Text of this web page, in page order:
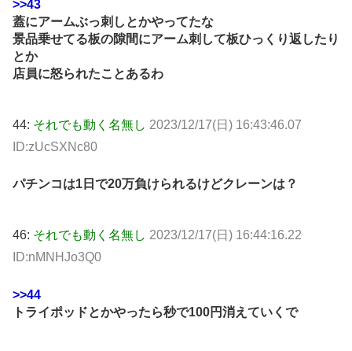
>>43
蓋にアームぶっ刺しとかやってたな
景品乗せてる板の隙間にアーム刺して板ひっくり返したり
とか
店員に怒られたことあるわ
44: それでも動く名無し 2023/12/17(日) 16:43:46.07
ID:zUcSXNc80
パチンコは1日で20万負けられるけどクレーンは？
46: それでも動く名無し 2023/12/17(日) 16:44:16.22
ID:nMNHJo3Q0
>>44
トライポッドとかやったら秒で100円消えていくで